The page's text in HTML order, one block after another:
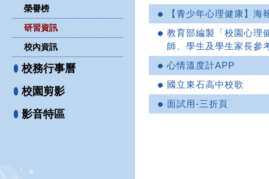
榮譽榜
研習資訊
校內資訊
校務行事曆
校園剪影
影音特區
【青少年心理健康】海
教育部編製「校園心理
師、學生及學生家長參
心情溫度計APP
國立東石高中校歌
面試用-三折頁